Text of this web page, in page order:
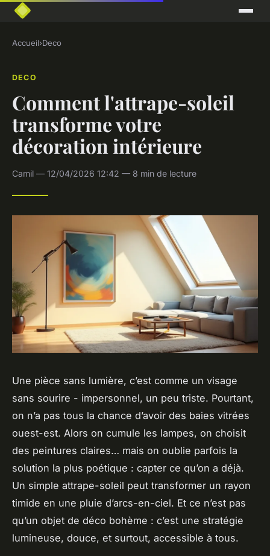
Accueil›Deco
DECO
Comment l'attrape-soleil
transforme votre
décoration intérieure
Camil — 12/04/2026 12:42 — 8 min de lecture
Une pièce sans lumière, c’est comme un visage
sans sourire - impersonnel, un peu triste. Pourtant,
on n’a pas tous la chance d’avoir des baies vitrées
ouest-est. Alors on cumule les lampes, on choisit
des peintures claires… mais on oublie parfois la
solution la plus poétique : capter ce qu’on a déjà.
Un simple attrape-soleil peut transformer un rayon
timide en une pluie d’arcs-en-ciel. Et ce n’est pas
qu’un objet de déco bohème : c’est une stratégie
lumineuse, douce, et surtout, accessible à tous.